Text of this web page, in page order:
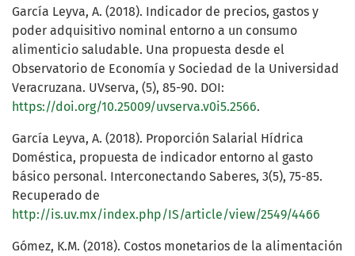
García Leyva, A. (2018). Indicador de precios, gastos y
poder adquisitivo nominal entorno a un consumo
alimenticio saludable. Una propuesta desde el
Observatorio de Economía y Sociedad de la Universidad
Veracruzana. UVserva, (5), 85-90. DOI:
https://doi.org/10.25009/uvserva.v0i5.2566.
García Leyva, A. (2018). Proporción Salarial Hídrica
Doméstica, propuesta de indicador entorno al gasto
básico personal. Interconectando Saberes, 3(5), 75-85.
Recuperado de
http://is.uv.mx/index.php/IS/article/view/2549/4466
Gómez, K.M. (2018). Costos monetarios de la alimentación